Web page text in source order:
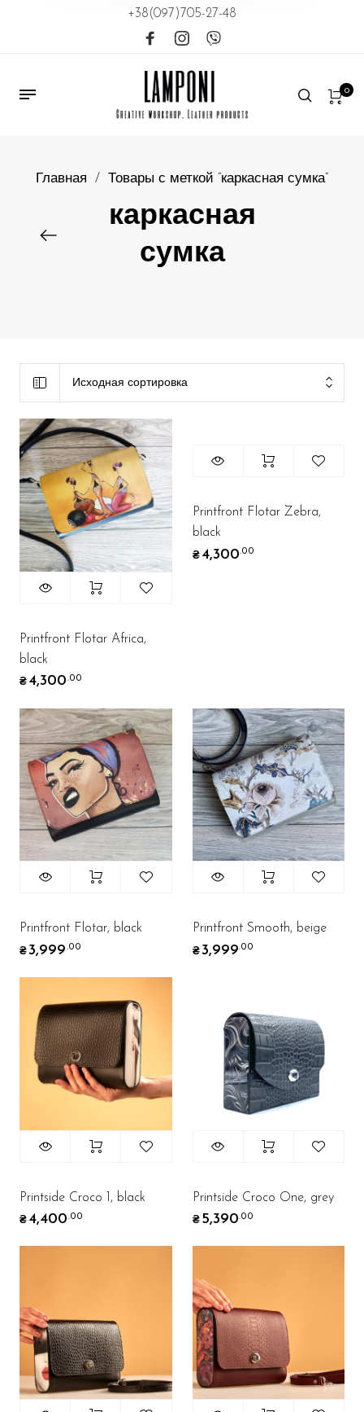
+38(097)705-27-48
0
Главная / Товары с меткой “каркасная сумка”
каркасная
сумка
Исходная сортировка
Printfront Flotar Africa,
black
₴ 4,300.00
Printfront Flotar Zebra,
black
₴ 4,300.00
Printfront Flotar, black
₴3,999.00
Printfront Smooth, beige
₴ 3,999.00
Printside Croco 1, black
₴ 4,400.00
Printside Croco One, grey
₴ 5,390.00